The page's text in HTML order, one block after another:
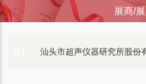
展商/
江苏普仕达医疗科技有限公
汕头市超声仪器研究所股份